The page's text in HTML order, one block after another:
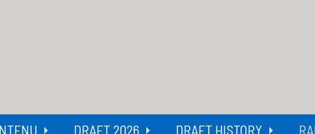
DRAFT 2026 DRAFT HISTORY